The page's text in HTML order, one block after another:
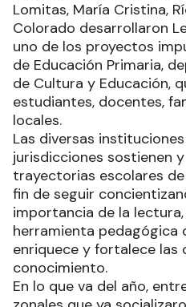
Lomitas, María Cristina,
Colorado desarrollaron
uno de los proyectos
de Educación Primaria,
de Cultura y Educación,
estudiantes, docentes,
locales.
Las diversas
jurisdicciones sostienen
trayectorias escolares
fin de seguir
importancia de la
herramienta pedagógica
enriquece y fortalece las
conocimiento.
En lo que va del año,